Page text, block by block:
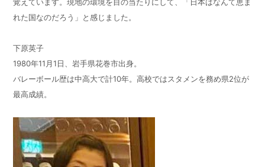
れた国なのだろう」と感じました。
下原英子
1980年11月1日、岩手県花巻市出身。
バレーボール歴は中高大で計10年。高校ではスタメンを務め県2位が
最高成績。